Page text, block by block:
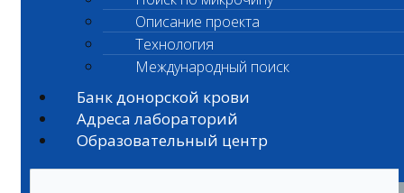
Описание проекта
Технология
Международный поиск
Банк донорской крови
Адреса лабораторий
Образовательный центр